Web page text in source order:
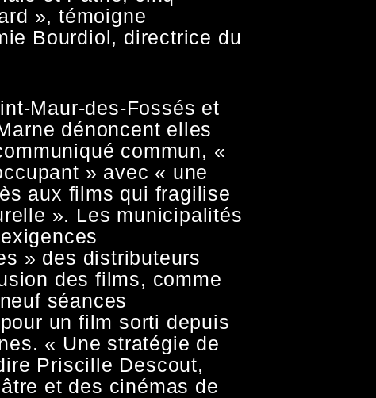
», témoigne
Bourdiol, directrice du
Maur-des-Fossés et
dénoncent elles
commun, «
» avec « une
aux films qui fragilise
». Les municipalités
» des distributeurs
des films, comme
séances
un film sorti depuis
« Une stratégie de
Priscille Descout,
et des cinémas de